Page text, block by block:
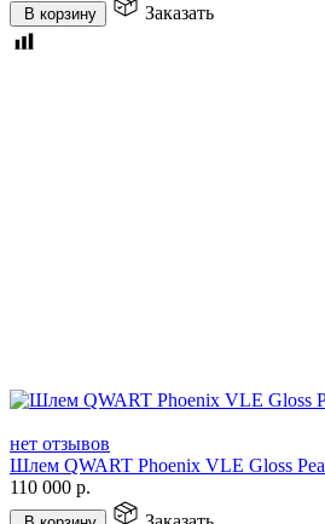
В корзину Заказать
нет отзывов
Шлем QWART Phoenix VLE Gloss
110 000 р.